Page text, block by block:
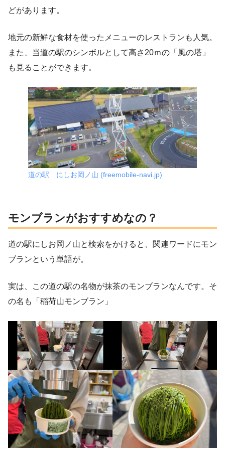
どがあります。
地元の新鮮な食材を使ったメニューのレストランも人気。
また、当道の駅のシンボルとして高さ20ｍの「風の塔」
も見ることができます。
道の駅 にしお岡ノ山 (freemobile-navi.jp)
モンブランがおすすめなの？
道の駅にしお岡ノ山と検索をかけると、関連ワードにモン
ブランという単語が。
実は、この道の駅の名物が抹茶のモンブランなんです。そ
の名も「稲荷山モンブラン」